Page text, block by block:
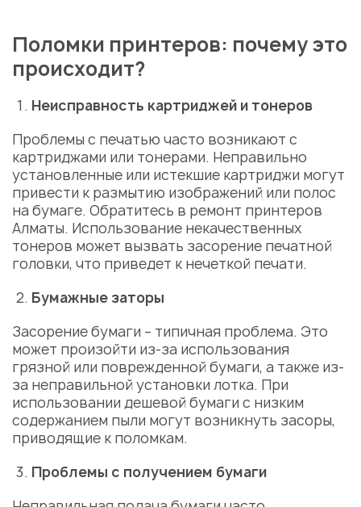
Поломки принтеров: почему это
происходит?
Неисправность картриджей и тонеров
Проблемы с печатью часто возникают с
картриджами или тонерами. Неправильно
установленные или истекшие картриджи могут
привести к размытию изображений или полос
на бумаге. Обратитесь в ремонт принтеров
Алматы. Использование некачественных
тонеров может вызвать засорение печатной
головки, что приведет к нечеткой печати.
Бумажные заторы
Засорение бумаги – типичная проблема. Это
может произойти из-за использования
грязной или поврежденной бумаги, а также из-
за неправильной установки лотка. При
использовании дешевой бумаги с низким
содержанием пыли могут возникнуть засоры,
приводящие к поломкам.
Проблемы с получением бумаги